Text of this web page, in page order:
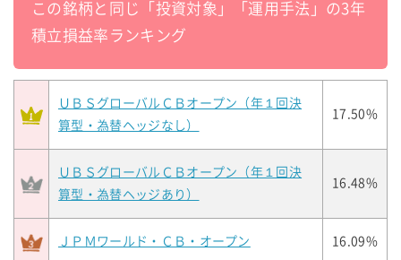
この銘柄と同じ「投資対象」「運用手法」の3年
積立損益率ランキング
ＵＢＳグローバルＣＢオープン（年１回決
算型・為替ヘッジなし）
17.50%
ＵＢＳグローバルＣＢオープン（年１回決
算型・為替ヘッジあり）
16.48%
ＪＰＭワールド・ＣＢ・オープン 16.09%